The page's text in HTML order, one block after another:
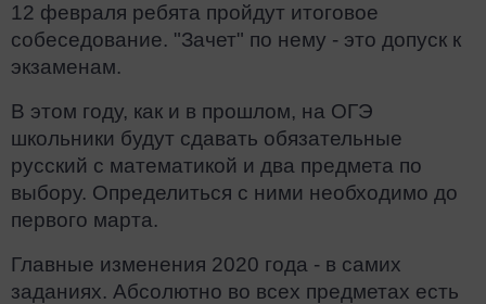
12 февраля ребята пройдут итоговое
собеседование. "Зачет" по нему - это допуск к
экзаменам.
В этом году, как и в прошлом, на ОГЭ
школьники будут сдавать обязательные
русский с математикой и два предмета по
выбору. Определиться с ними необходимо до
первого марта.
Главные изменения 2020 года - в самих
заданиях. Абсолютно во всех предметах есть